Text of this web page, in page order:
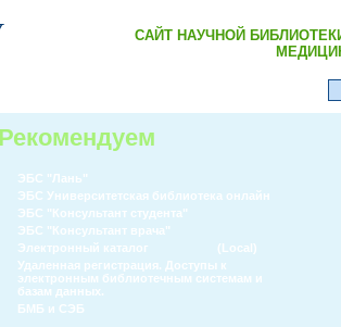
САЙТ НАУЧНОЙ
Рекомендуем
ЭБС "Лань"
ЭБС Университетская библиотека онлайн
ЭБС "Консультант студента"
ЭБС "Консультант врача"
Электронный каталог
(Local)
Удаленная регистрация. Доступы к
электронным библиотечным системам и
базам данных.
БМБ и СЭБ